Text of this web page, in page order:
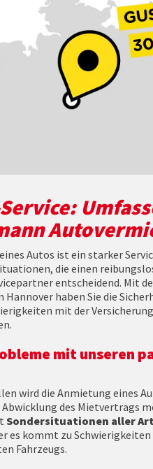
Autos ist ein starker
die einen
entscheidend. Mit
haben Sie die
mit der
mit unseren
wird die Anmietung eines
Abwicklung des Mietvertrags
Sondersituationen aller Art
es kommt zu
Fahrzeugs.